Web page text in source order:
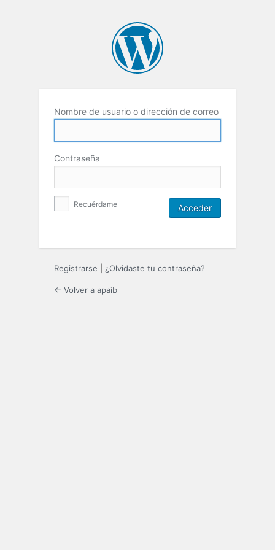
Nombre de usuario o dirección de correo
Contraseña
Recuérdame
Registrarse ¿Olvidaste tu contraseña?
← Volver a apaib